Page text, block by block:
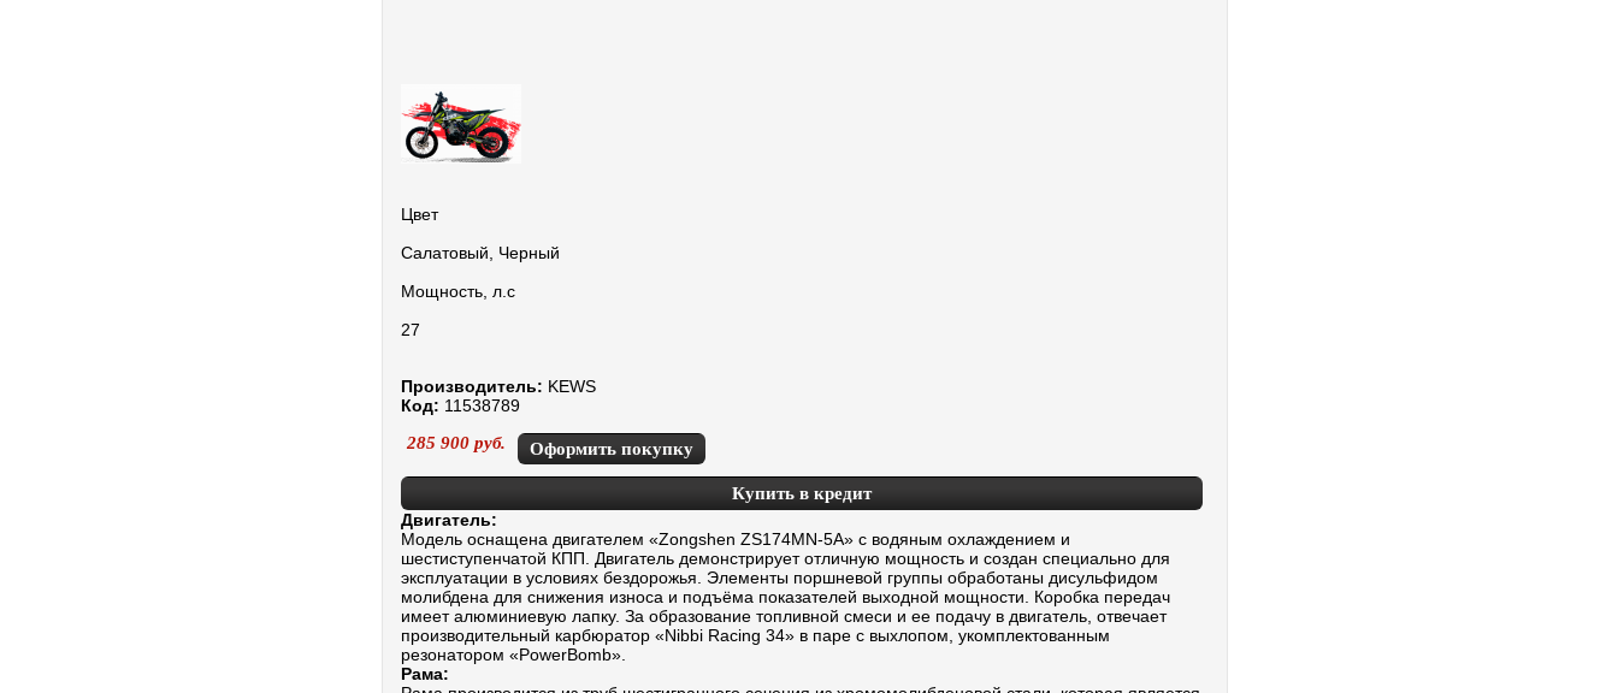
Цвет
Салатовый, Черный
Мощность, л.с
27
Производитель: KEWS
Код: 11538789
285 900 руб. Оформить покупку
Купить в кредит
Двигатель:
Модель оснащена двигателем «Zongshen ZS174MN-5A» с водяным охлаждением и
шестиступенчатой КПП. Двигатель демонстрирует отличную мощность и создан специально для
эксплуатации в условиях бездорожья. Элементы поршневой группы обработаны дисульфидом
молибдена для снижения износа и подъёма показателей выходной мощности. Коробка передач
имеет алюминиевую лапку. За образование топливной смеси и ее подачу в двигатель, отвечает
производительный карбюратор «Nibbi Racing 34» в паре с выхлопом, укомплектованным
резонатором «PowerBomb».
Рама: